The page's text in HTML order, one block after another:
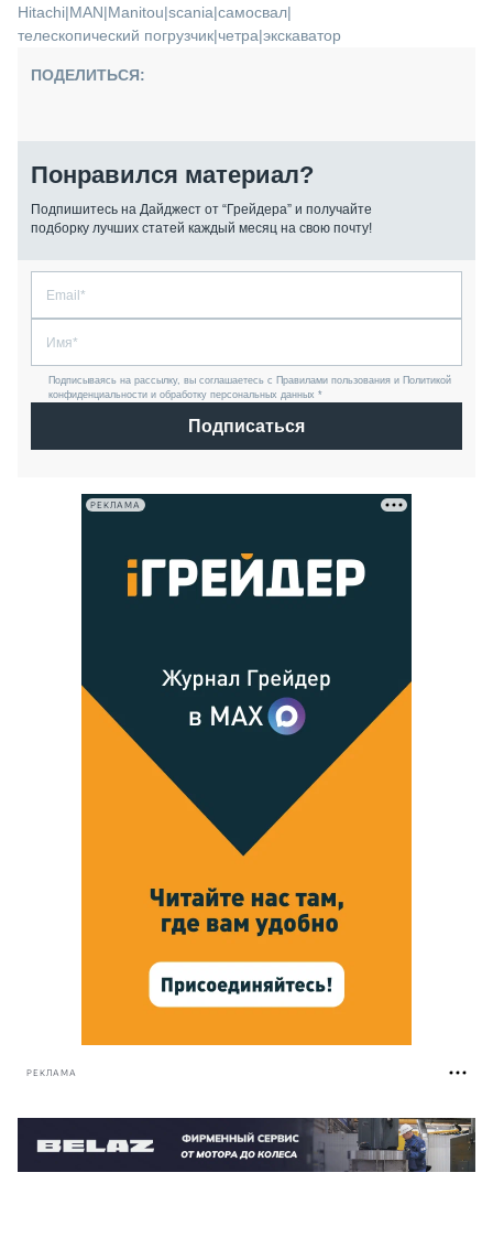
Hitachi|MAN|Manitou|scania|самосвал|
телескопический погрузчик|четра|экскаватор
ПОДЕЛИТЬСЯ:
Понравился материал?
Подпишитесь на Дайджест от “Грейдера” и получайте
подборку лучших статей каждый месяц на свою почту!
Подписываясь на рассылку, вы соглашаетесь с Правилами пользования и Политикой
конфиденциальности и обработку персональных данных *
Подписаться
РЕКЛАМА
РЕКЛАМА